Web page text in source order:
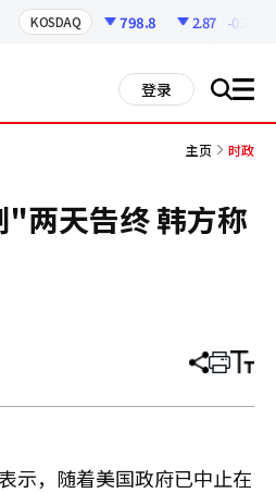
KOSDAQ 798.8 2.87 -0.36%
登录 搜 all
主页 时政
两天告终 韩方称
分
章
打 调
小
示，随着美国政府已中止在